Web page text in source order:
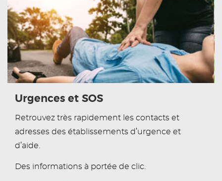
Urgences et SOS
Retrouvez très rapidement les contacts et
adresses des établissements d’urgence et
d’aide.
Des informations à portée de clic.